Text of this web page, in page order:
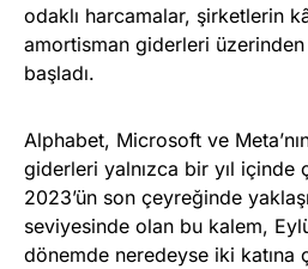
odaklı harcamalar, şirketlerin
amortisman giderleri
başladı.
Alphabet, Microsoft ve
giderleri yalnızca bir yıl içinde
2023’ün son çeyreğinde
seviyesinde olan bu kalem,
dönemde neredeyse iki katına